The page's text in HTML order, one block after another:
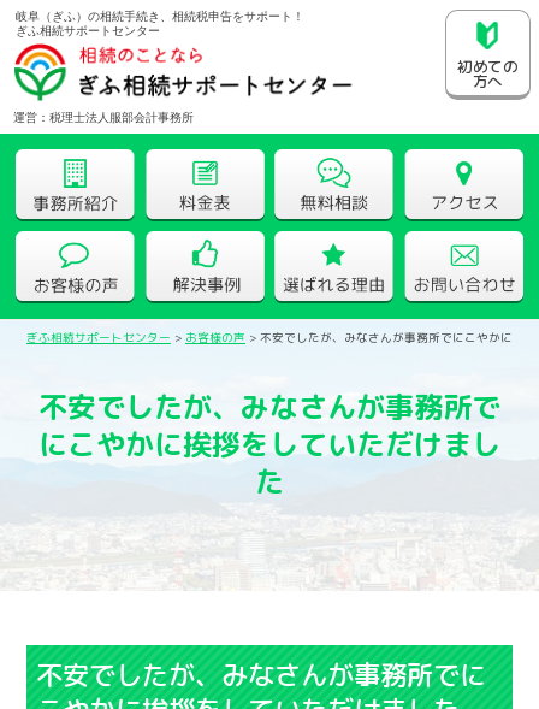
岐阜（ぎふ）の相続手続き、相続税申告をサポート！
ぎふ相続サポートセンター
運営：税理士法人服部会計事務所
初めての
方へ
ぎふ相続サポートセンター > お客様の声 >不安でしたが、みなさんが事務所でにこやかに挨
不安でしたが、みなさんが事務所で
にこやかに挨拶をしていただけまし
た
不安でしたが、みなさんが事務所でに